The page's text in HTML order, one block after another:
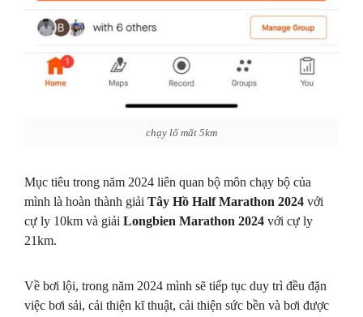
chạy lố mất 5km
Mục tiêu trong năm 2024 liên quan bộ môn chạy bộ của
mình là hoàn thành giải Tây Hồ Half Marathon 2024 với
cự ly 10km và giải Longbien Marathon 2024 với cự ly
21km.
Về bơi lội, trong năm 2024 mình sẽ tiếp tục duy trì đều đặn
việc bơi sải, cải thiện kĩ thuật, cải thiện sức bền và bơi được